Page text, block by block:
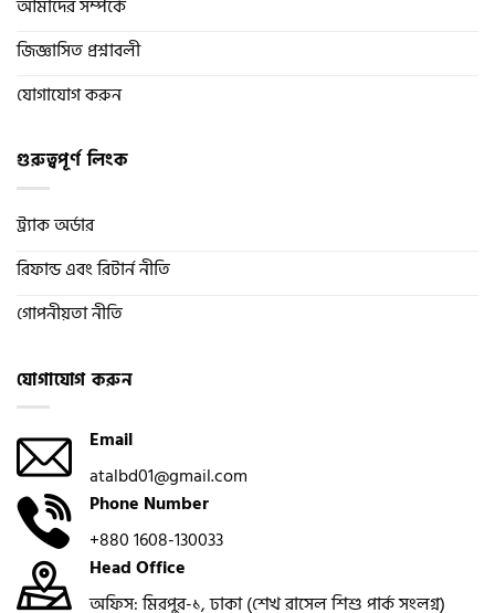
আমাদের সম্পর্কে
জিজ্ঞাসিত প্রশ্নাবলী
যোগাযোগ করুন
গুরুত্বপূর্ণ লিংক
ট্র্যাক অর্ডার
রিফান্ড এবং রিটার্ন নীতি
গোপনীয়তা নীতি
যোগাযোগ করুন
Email
atalbd01@gmail.com
Phone Number
+880 1608-130033
Head Office
অফিস: মিরপুর-১, ঢাকা (শেখ রাসেল শিশু পার্ক সংলগ্ন)